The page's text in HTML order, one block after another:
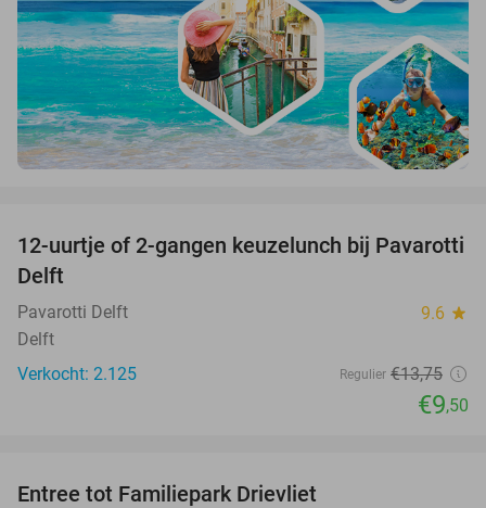
31%
12-uurtje of 2-gangen keuzelunch bij Pavarotti
Delft
Pavarotti Delft 9.6 star
Delft
Verkocht: 2.125
Regulier €13,75
€9,50
Entree tot Familiepark Drievliet